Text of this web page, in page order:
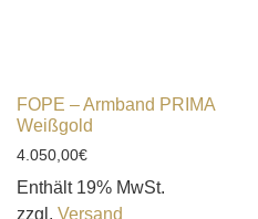
FOPE – Armband PRIMA
Weißgold
4.050,00€
Enthält 19% MwSt.
zzgl. Versand